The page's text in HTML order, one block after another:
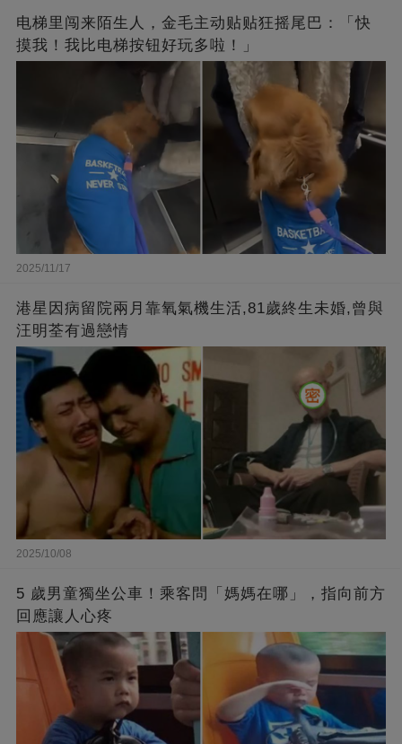
电梯里闯来陌生人，金毛主动贴贴狂摇尾巴：「快
摸我！我比电梯按钮好玩多啦！」
2025/11/17
港星因病留院兩月靠氧氣機生活,81歲終生未婚,曾與
汪明荃有過戀情
2025/10/08
5 歲男童獨坐公車！乘客問「媽媽在哪」，指向前方
回應讓人心疼